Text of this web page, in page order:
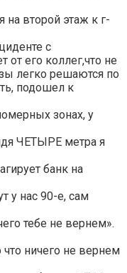
на второй этаж к г-
с
от его коллег,что не
легко решаются по
подошел к
зонах, у
ЧЕТЫРЕ метра я
банк на
у нас 90-е, сам
тебе не вернем».
ничего не вернем